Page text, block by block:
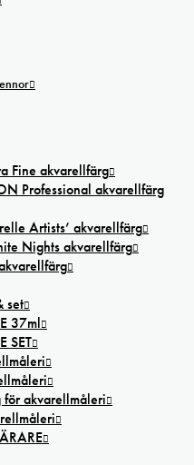
Fine akvarellfärg
Professional akvarellfärg
Artists’ akvarellfärg
Nights akvarellfärg
set
37ml
SET
för akvarellmåleri